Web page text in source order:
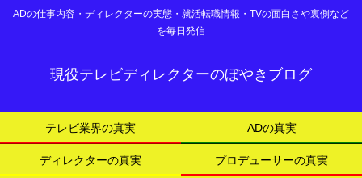
ADの仕事内容・ディレクターの実態・就活転職情報・TVの面白さや裏側など
を毎日発信
現役テレビディレクターのぼやきブログ
テレビ業界の真実 ADの真実
ディレクターの真実 プロデューサーの真実